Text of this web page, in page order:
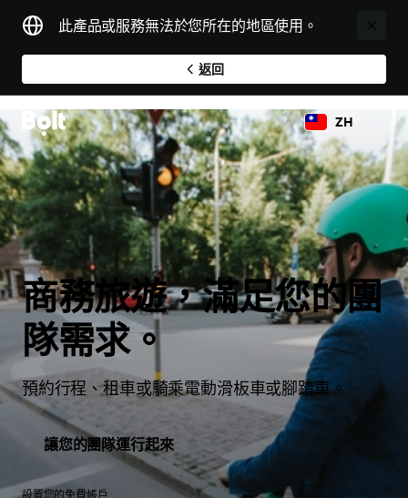
此產品或服務無法於您所在的地區使用。
返回
ZH
商務旅遊，滿足您的團
隊需求。
預約行程、租車或騎乘電動滑板車或腳踏車。
讓您的團隊運行起來
設置您的免費帳戶